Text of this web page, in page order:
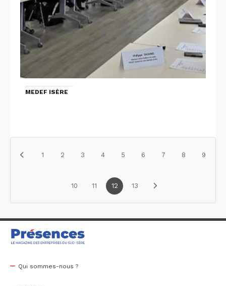
MEDEF ISÈRE
1 2 3 4 5 6 7 8 9
10 11 12 13
Qui sommes-nous ?